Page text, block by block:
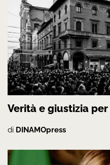
Verità e giustizia
di DINAMOpress